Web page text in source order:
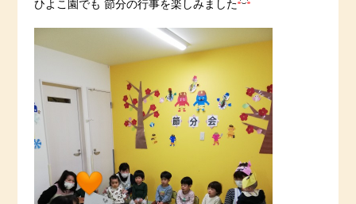
ひよこ園でも 節分の行事を楽しみました